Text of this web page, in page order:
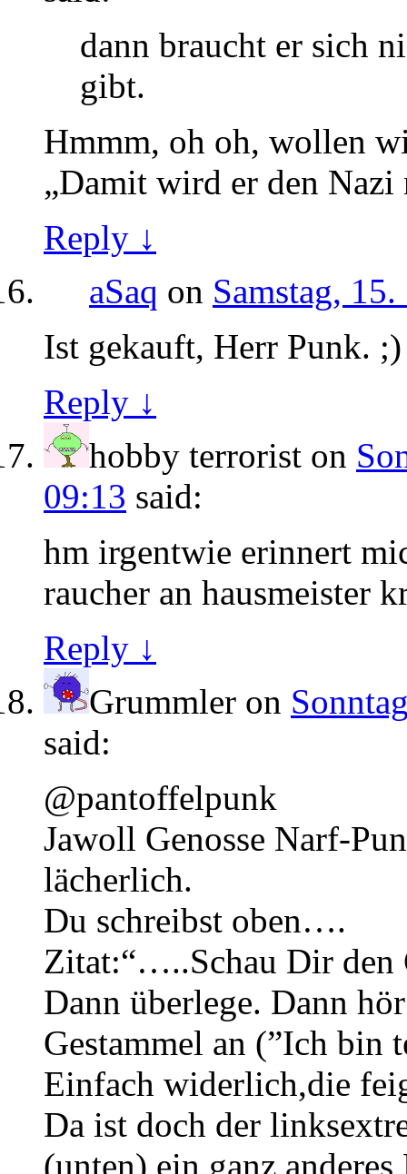
dann braucht er sich
gibt.
Hmmm, oh oh, wollen
„Damit wird er den Nazi
Reply ↓
aSaq on Samstag,
Ist gekauft, Herr Punk. ;)
Reply ↓
hobby terrorist on
09:13 said:
hm irgentwie erinnert
raucher an hausmeister
Reply ↓
Grummler on
said:
@pantoffelpunk
Jawoll Genosse Narf-
lächerlich.
Du schreibst oben….
Zitat:“…..Schau Dir den
Dann überlege. Dann
Gestammel an (”Ich
Einfach widerlich,die
Da ist doch der
(unten) ein ganz